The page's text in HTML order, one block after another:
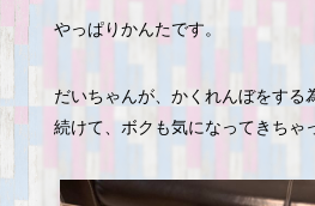
やっぱりかんたです。
だいちゃんが、かくれんぼをする
続けて、ボクも気になってきちゃ